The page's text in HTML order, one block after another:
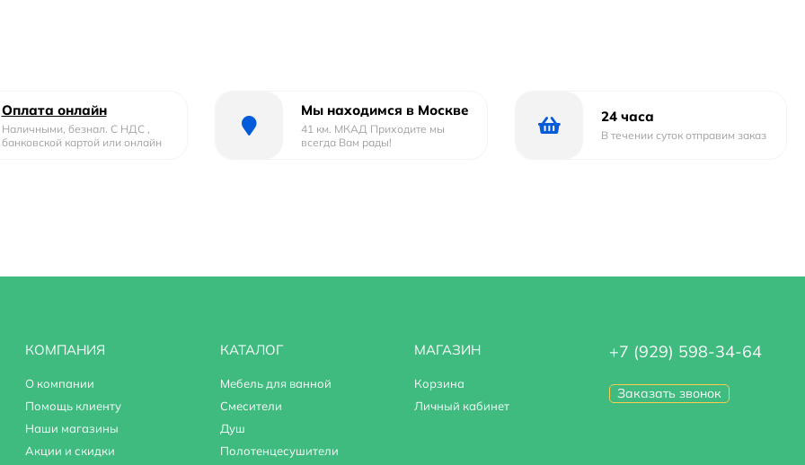
Оплата онлайн
Наличными, безнал. С НДС ,
банковской картой или онлайн
Мы находимся в Москве
41 км. МКАД Приходите мы
всегда Вам рады!
24 часа
В течении суток отправим заказ
КОМПАНИЯ
О компании
Помощь клиенту
Наши магазины
Акции и скидки
КАТАЛОГ
Мебель для ванной
Смесители
Душ
Полотенцесушители
МАГАЗИН
Корзина
Личный кабинет
+7 (929) 598-34-64
Заказать звонок